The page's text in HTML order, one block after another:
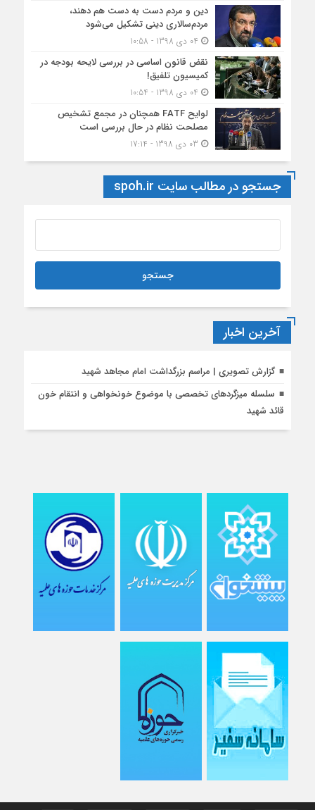
دین و مردم دست به‌ دست هم دهند،
مردم‌سالاری دینی تشکیل می‌شود
نقض قانون اساسی در بررسی لایحه بودجه در
کمیسیون تلفیق!
لوایح FATF همچنان در مجمع تشخیص
مصلحت نظام در حال بررسی است
جستجو در مطالب سایت spoh.ir
آخرین اخبار
گزارش تصویری | مراسم بزرگداشت امام مجاهد شهید
سلسله میزگردهای تخصصی با موضوع خونخواهی و انتقام خون
قائد شهید